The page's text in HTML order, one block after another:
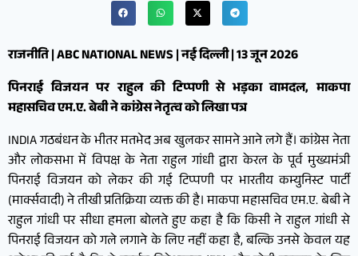
राजनीति | ABC NATIONAL NEWS | नई दिल्ली | 13 जून 2026
पिनराई विजयन पर राहुल की टिप्पणी से भड़का वामदल, माकपा
महासचिव एम.ए. बेबी ने कांग्रेस नेतृत्व को लिखा पत्र
INDIA गठबंधन के भीतर मतभेद अब खुलकर सामने आने लगे हैं। कांग्रेस नेता
और लोकसभा में विपक्ष के नेता राहुल गांधी द्वारा केरल के पूर्व मुख्यमंत्री
पिनराई विजयन को लेकर की गई टिप्पणी पर भारतीय कम्युनिस्ट पार्टी
(मार्क्सवादी) ने तीखी प्रतिक्रिया व्यक्त की है। माकपा महासचिव एम.ए. बेबी ने
राहुल गांधी पर सीधा हमला बोलते हुए कहा है कि किसी ने राहुल गांधी से
पिनराई विजयन को गले लगाने के लिए नहीं कहा है, बल्कि उनसे केवल यह